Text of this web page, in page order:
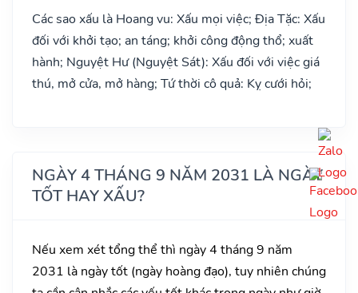
Các sao xấu là Hoang vu: Xấu mọi việc; Địa Tặc: Xấu
đối với khởi tạo; an táng; khởi công động thổ; xuất
hành; Nguyệt Hư (Nguyệt Sát): Xấu đối với việc giá
thú, mở cửa, mở hàng; Tứ thời cô quả: Kỵ cưới hỏi;
NGÀY 4 THÁNG 9 NĂM 2031 LÀ NGÀY
TỐT HAY XẤU?
Nếu xem xét tổng thể thì ngày 4 tháng 9 năm
2031 là ngày tốt (ngày hoàng đạo), tuy nhiên chúng